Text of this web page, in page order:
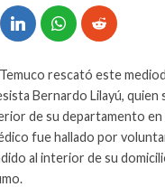
rescató este
Bernardo Lilayú, quien
de su departamento
fue hallado por
al interior de su